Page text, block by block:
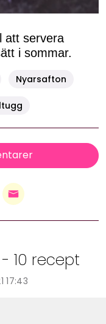
att servera
i sommar.
Nyarsafton
10 recept
17:43